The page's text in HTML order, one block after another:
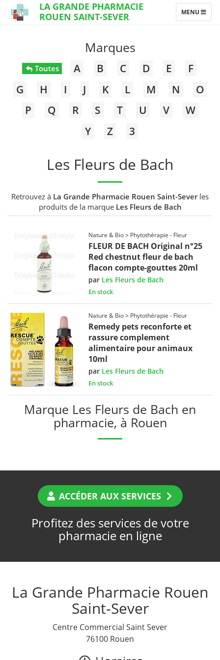
LA GRANDE PHARMACIE
ROUEN SAINT-SEVER
TOGGLE
NAVIGATION
MENU
Marques
Toutes A B C D E
F
G
H I J K L M N
O
P
Q R S T U V
W
Y
Z 3
Les Fleurs de Bach
Retrouvez à La Grande Pharmacie Rouen Saint-Severles
produits de la marque Les Fleurs de Bach
Nature & Bio > Phytothérapie - Fleur
FLEUR DE BACH Original n°25
Red chestnut fleur de bach
flacon compte-gouttes 20ml
par Les Fleurs de Bach
En stock
Nature & Bio > Phytothérapie - Fleur
Remedy pets reconforte et
rassure complement
alimentaire pour animaux
10ml
par Les Fleurs de Bach
En stock
Marque Les Fleurs de Bach en
pharmacie, à Rouen
ACCÉDER AUX SERVICES
Profitez des services de votre
pharmacie en ligne
La Grande Pharmacie Rouen
Saint-Sever
Centre Commercial Saint Sever
76100 Rouen